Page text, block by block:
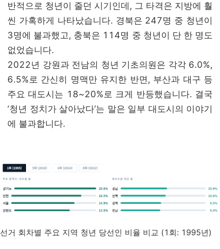
반적으로 청년이 줄던 시기인데, 그 타격은 지방에 훨
씬 가혹하게 나타났습니다. 경북은 247명 중 청년이
3명에 불과했고, 충북은 114명 중 청년이 단 한 명도
없었습니다.
2022년 강원과 전남의 청년 기초의원은 각각 6.0%,
6.5%로 간신히 명맥만 유지한 반면, 부산과 대구 등
주요 대도시는 18~20%로 크게 반등했습니다. 결국
‘청년 정치가 살아났다’는 말은 일부 대도시의 이야기
에 불과합니다.
선거 회차별 주요 지역 청년 당선인 비율 비교 (1회: 1995년)